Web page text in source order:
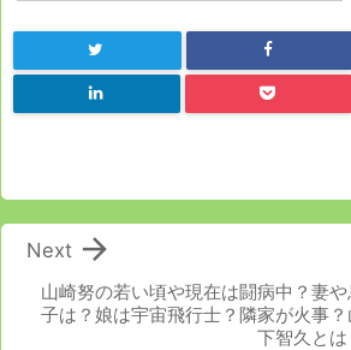
山崎努の若い頃や現在は闘病中？妻や
子は？娘は宇宙飛行士？隣家が火事？
下智久とは

Next